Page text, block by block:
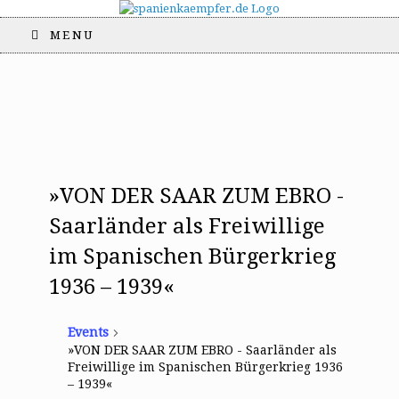
MENU
»VON DER SAAR ZUM EBRO -
Saarländer als Freiwillige
im Spanischen Bürgerkrieg
1936 – 1939«
Events
»VON DER SAAR ZUM EBRO - Saarländer als
Freiwillige im Spanischen Bürgerkrieg 1936
– 1939«